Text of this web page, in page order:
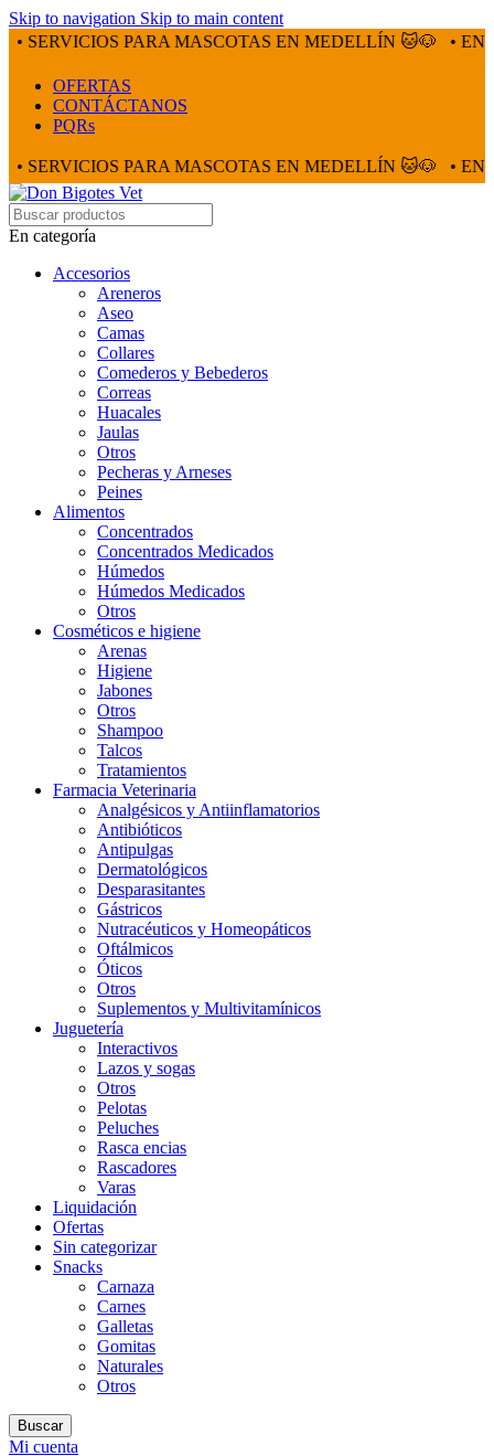
Skip to navigation Skip to main content
PARA MASCOTAS EN MEDELLÍN 🐱🐶
• ENVÍOS
OFERTAS
CONTÁCTANOS
PQRs
PARA MASCOTAS EN MEDELLÍN 🐱🐶 • ENVÍOS
En categoría
Accesorios
Areneros
Aseo
Camas
Collares
Comederos y Bebederos
Correas
Huacales
Jaulas
Otros
Pecheras y Arneses
Peines
Alimentos
Concentrados
Concentrados Medicados
Húmedos
Húmedos Medicados
Otros
Cosméticos e higiene
Arenas
Higiene
Jabones
Otros
Shampoo
Talcos
Tratamientos
Farmacia Veterinaria
Analgésicos y Antiinflamatorios
Antibióticos
Antipulgas
Dermatológicos
Desparasitantes
Gástricos
Nutracéuticos y Homeopáticos
Oftálmicos
Óticos
Otros
Suplementos y Multivitamínicos
Juguetería
Interactivos
Lazos y sogas
Otros
Pelotas
Peluches
Rasca encias
Rascadores
Varas
Liquidación
Ofertas
Sin categorizar
Snacks
Carnaza
Carnes
Galletas
Gomitas
Naturales
Otros
Buscar
Mi cuenta